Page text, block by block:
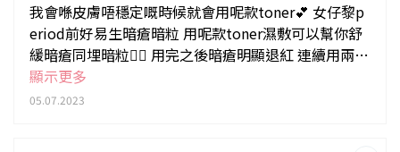
我會喺皮膚唔穩定嘅時候就會用呢款toner💕 女仔黎p
eriod前好易生暗瘡暗粒 用呢款toner濕敷可以幫你舒
緩暗瘡同埋暗粒👍🏻 用完之後暗瘡明顯退紅 連續用兩三
日仲可以令到暗瘡消退💕💕 偶然我會用呢款toner+Ya
man水鑽美顏儀導出 導出效果加倍👍🏻👍🏻👍🏻
顯示更多
05.07.2023